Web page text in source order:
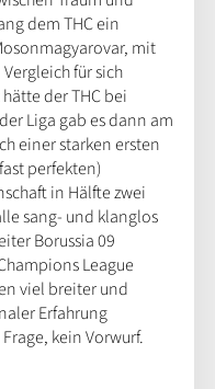
dem THC ein
mit
für sich
der THC bei
Liga gab es dann am
einer starken ersten
perfekten)
in Hälfte zwei
sang- und klanglos
Borussia 09
League
viel breiter und
Erfahrung
kein Vorwurf.